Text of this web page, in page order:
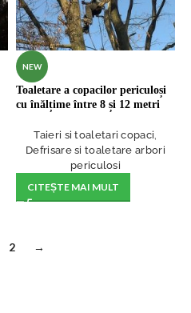
NEW
Toaletare a copacilor periculoși
cu înălțime între 8 și 12 metri
Taieri si toaletari copaci,
Defrisare si toaletare arbori
periculosi
CITEȘTE MAI MULT
2 →